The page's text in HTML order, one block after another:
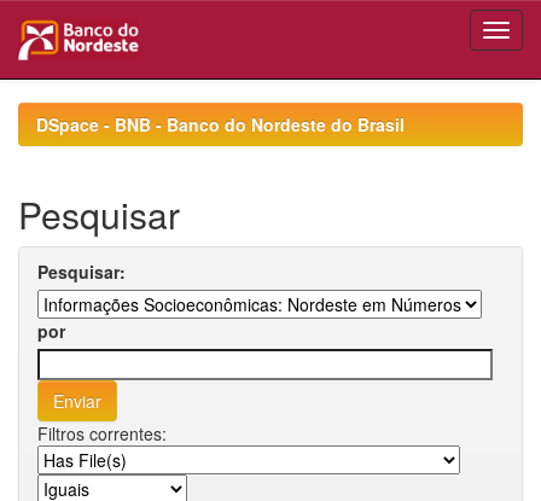
navigationDSpace - BNB - Banco do Nordeste do Brasil
Pesquisar
Pesquisar:
por
Filtros correntes: